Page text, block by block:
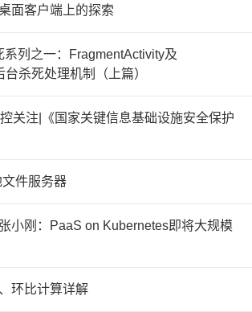
面客户端上的探索
列之一：FragmentActivity及
杀死处理机制（上篇）
关注|《国家关键信息基础设施安全保护
件服务器
小刚：PaaS on Kubernetes即将大规模
环比计算详解